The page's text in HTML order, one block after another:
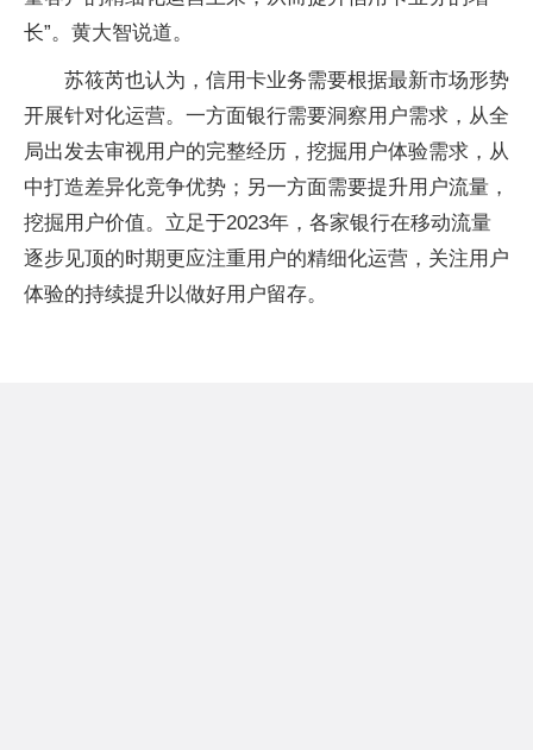
长”。黄大智说道。
苏筱芮也认为，信用卡业务需要根据最新市场形势
开展针对化运营。一方面银行需要洞察用户需求，从全
局出发去审视用户的完整经历，挖掘用户体验需求，从
中打造差异化竞争优势；另一方面需要提升用户流量，
挖掘用户价值。立足于2023年，各家银行在移动流量
逐步见顶的时期更应注重用户的精细化运营，关注用户
体验的持续提升以做好用户留存。